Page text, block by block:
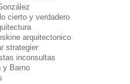
cierto y verdadero
arquitectonico
strategier
inconsultas
y Barno